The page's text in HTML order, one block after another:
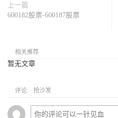
上一篇
600182股票-600187股票
相关推荐
暂无文章
评论 抢沙发